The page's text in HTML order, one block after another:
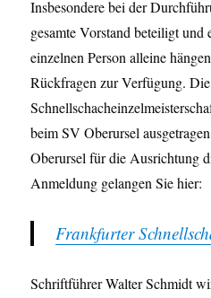
Insbesondere bei der
gesamte Vorstand beteiligt und
einzelnen Person alleine
Rückfragen zur Verfügung. Die
beim SV Oberursel
Oberursel für die Ausrichtung
Anmeldung gelangen Sie hier:
Frankfurter
Schriftführer Walter Schmidt